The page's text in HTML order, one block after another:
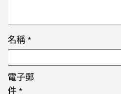
名稱 *
電子郵
件 *